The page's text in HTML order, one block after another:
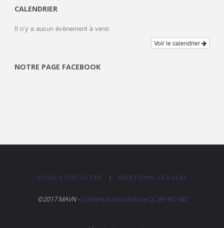
CALENDRIER
Il n’y a aucun évènement à venir.
Voir le calendrier
NOTRE PAGE FACEBOOK
NOUS CONTACTER | MENTIONS LÉGALES
©2017 MAVN -Contenus sous licence CC-BY-NC-ND